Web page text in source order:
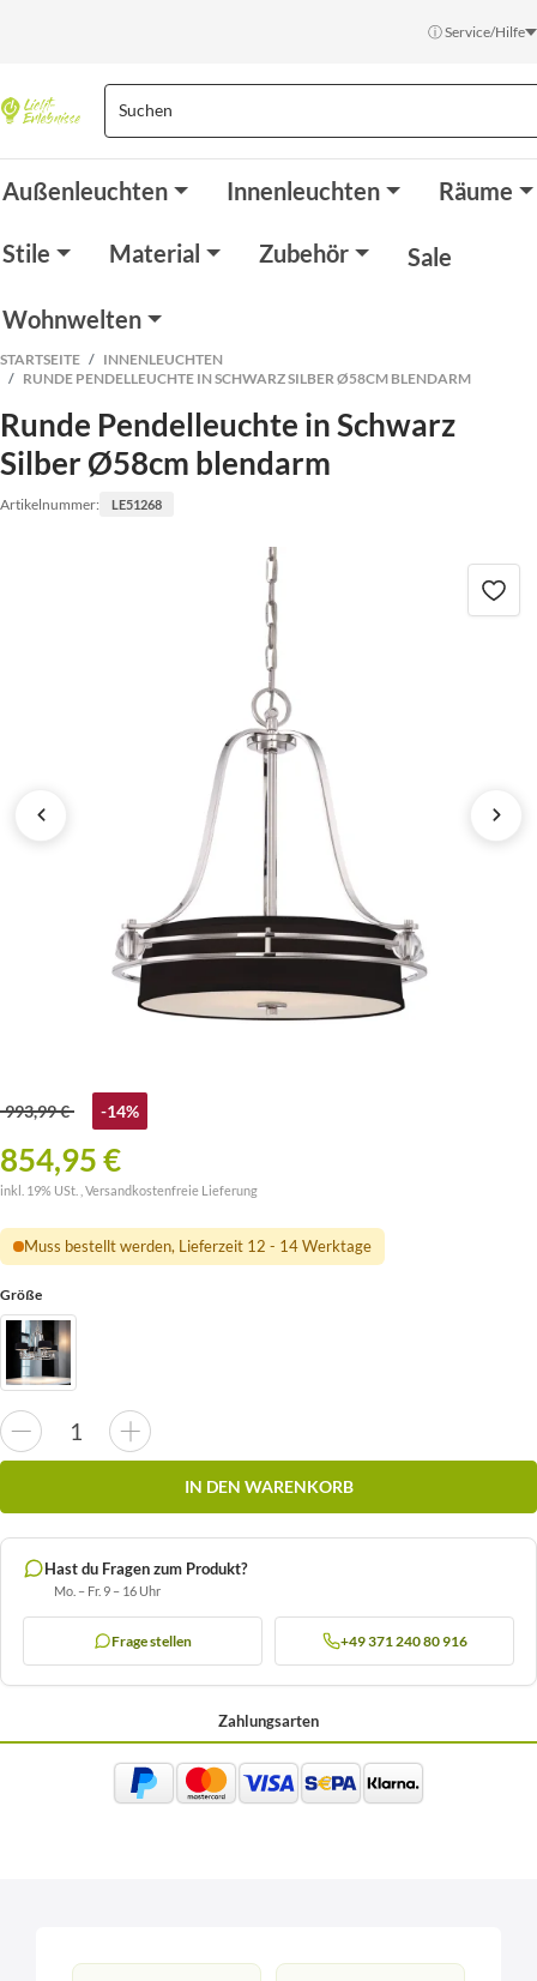
ⓘ Service/Hilfe
Außenleuchten Innenleuchten Räume
Stile Material Zubehör Sale
Wohnwelten
STARTSEITE
INNENLEUCHTEN
RUNDE PENDELLEUCHTE IN SCHWARZ SILBER Ø58CM BLENDARM
Runde Pendelleuchte in Schwarz
Silber Ø58cm blendarm
Artikelnummer: LE51268
993,99 € -14%
854,95 €
inkl. 19% USt. , Versandkostenfreie Lieferung
Muss bestellt werden, Lieferzeit 12 - 14 Werktage
Größe
IN DEN WARENKORB
Hast du Fragen zum Produkt?
Mo. – Fr. 9 – 16 Uhr
Frage stellen +49 371 240 80 916
Zahlungsarten